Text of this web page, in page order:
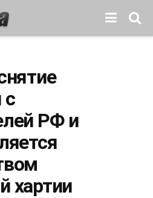
с
РФ и
хартии